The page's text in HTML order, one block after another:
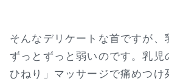
そんなデリケートな首ですが、
ずっとずっと弱いのです。乳児
ひねり」マッサージで痛めつけ